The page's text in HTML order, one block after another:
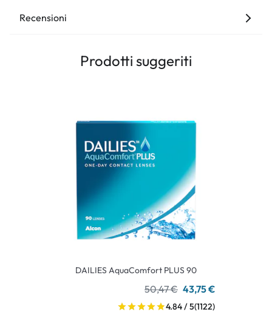
Recensioni
Prodotti suggeriti
DAILIES AquaComfort PLUS 90
50,47 € 43,75 €
4.84 / 5(1122)